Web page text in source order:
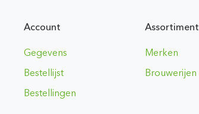
Account
Gegevens
Bestellijst
Bestellingen
Assortiment
Merken
Brouwerijen